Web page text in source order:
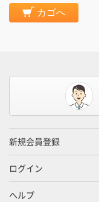
カゴへ
新規会員登録
ログイン
ヘルプ